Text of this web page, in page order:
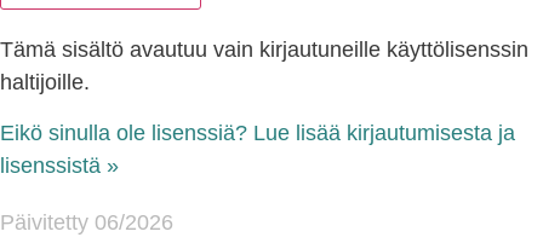
Tämä sisältö avautuu vain kirjautuneille käyttölisenssin
haltijoille.
Eikö sinulla ole lisenssiä? Lue lisää kirjautumisesta ja
lisenssistä »
Päivitetty 06/2026